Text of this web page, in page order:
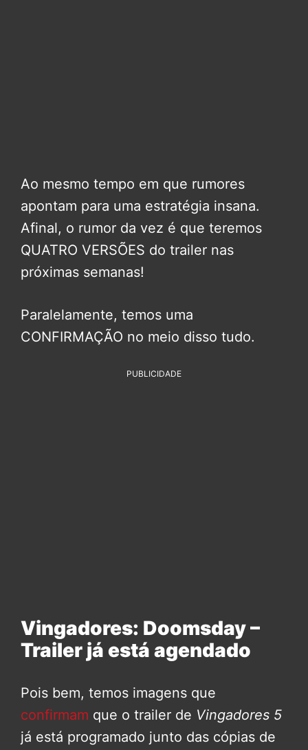
Ao mesmo tempo em que rumores
apontam para uma estratégia insana.
Afinal, o rumor da vez é que teremos
QUATRO VERSÕES do trailer nas
próximas semanas!
Paralelamente, temos uma
CONFIRMAÇÃO no meio disso tudo.
PUBLICIDADE
Vingadores: Doomsday –
Trailer já está agendado
Pois bem, temos imagens que
confirmam que o trailer de Vingadores 5
já está programado junto das cópias de